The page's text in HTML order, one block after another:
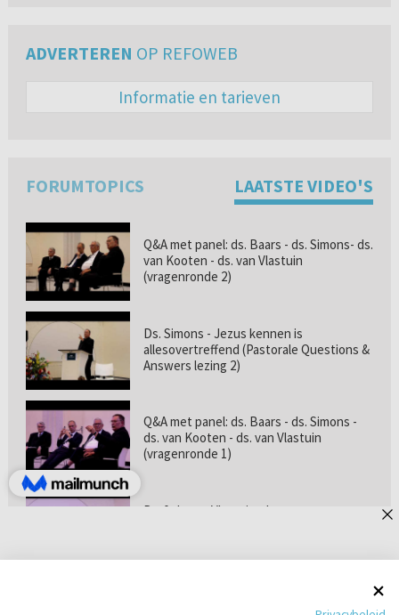
ADVERTEREN OP REFOWEB
Informatie en tarieven
FORUMTOPICS LAATSTE VIDEO'S
Q&A met panel: ds. Baars - ds. Simons- ds.
van Kooten - ds. van Vlastuin
(vragenronde 2)
Ds. Simons - Jezus kennen is
allesovertreffend (Pastorale Questions &
Answers lezing 2)
Q&A met panel: ds. Baars - ds. Simons -
ds. van Kooten - ds. van Vlastuin
(vragenronde 1)
Prof. dr. van Vlastuin - Is